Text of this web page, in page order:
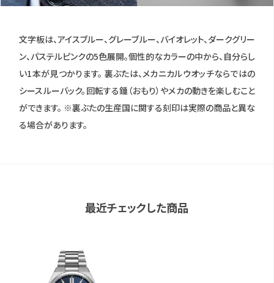
文字板は、アイスブルー、グレーブルー、バイオレット、ダークグリー
ン、パステルピンクの5色展開。個性的なカラーの中から、自分らし
い1本が見つかります。 裏ぶたは、メカニカルウオッチならではの
シースルーバック。回転する錘（おもり）やメカの動きを楽しむこと
ができます。 ※裏ぶたの生産国に関する刻印は実際の商品と異な
る場合があります。
最近チェックした商品